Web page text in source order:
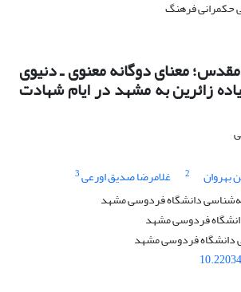
معنای دوگانه معنوی ـ دنیوی
زائرین به مشهد در ایام شهادت
بهروان 2 غلامرضا صدیق اورعی3
دانشگاه فردوسی مشهد
فردوسی مشهد
دانشگاه فردوسی مشهد